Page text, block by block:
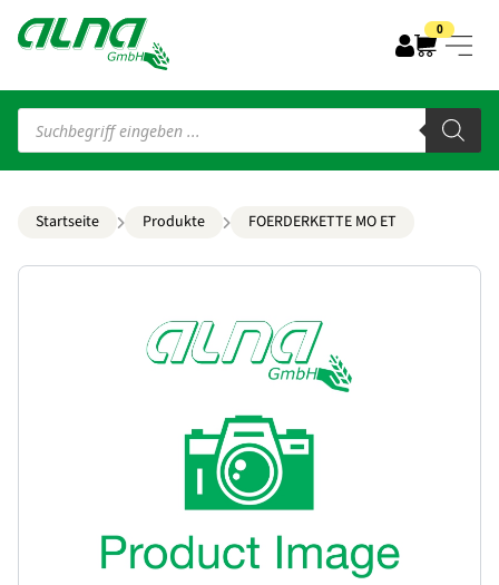
0
Products
search
Startseite Produkte FOERDERKETTE MO ET